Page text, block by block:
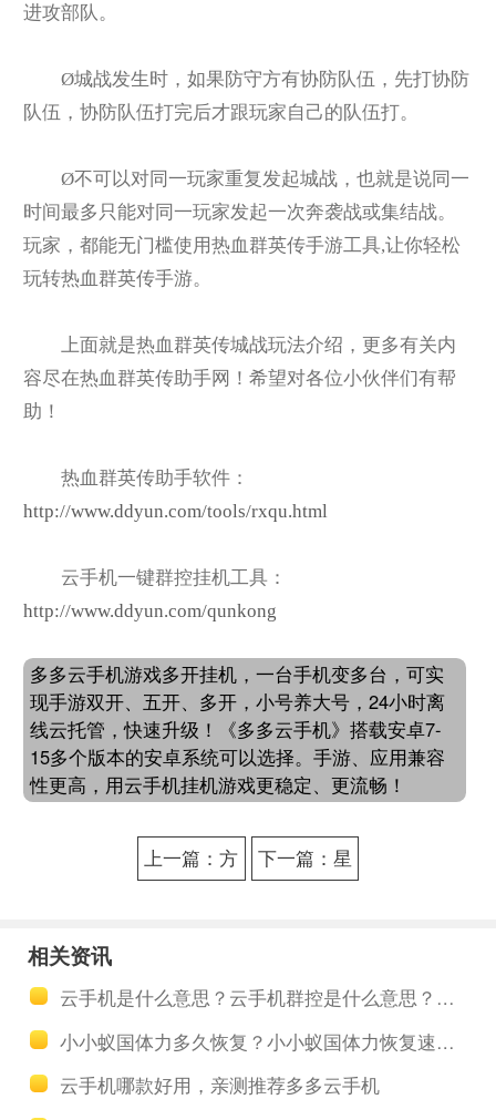
进攻部队。
Ø城战发生时，如果防守方有协防队伍，先打协防
队伍，协防队伍打完后才跟玩家自己的队伍打。
Ø不可以对同一玩家重复发起城战，也就是说同一
时间最多只能对同一玩家发起一次奔袭战或集结战。
玩家，都能无门槛使用热血群英传手游工具,让你轻松
玩转热血群英传手游。
上面就是热血群英传城战玩法介绍，更多有关内
容尽在热血群英传助手网！希望对各位小伙伴们有帮
助！
热血群英传助手软件：
http://www.ddyun.com/tools/rxqu.html
云手机一键群控挂机工具：
http://www.ddyun.com/qunkong
多多云手机游戏多开挂机，一台手机变多台，可实
现手游双开、五开、多开，小号养大号，24小时离
线云托管，快速升级！《多多云手机》搭载安卓7-
15多个版本的安卓系统可以选择。手游、应用兼容
性更高，用云手机挂机游戏更稳定、更流畅！
上一篇：方
下一篇：星
相关资讯
云手机是什么意思？云手机群控是什么意思？有哪些可以推荐一下的
小小蚁国体力多久恢复？小小蚁国体力恢复速度说明
云手机哪款好用，亲测推荐多多云手机